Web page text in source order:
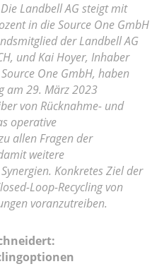
Landbell AG steigt mit
in die Source One GmbH
der Landbell AG
und Kai Hoyer, Inhaber
One GmbH, haben
am 29. März 2023
von Rücknahme- und
operative
allen Fragen der
weitere
Konkretes Ziel der
Loop-Recycling von
voranzutreiben.